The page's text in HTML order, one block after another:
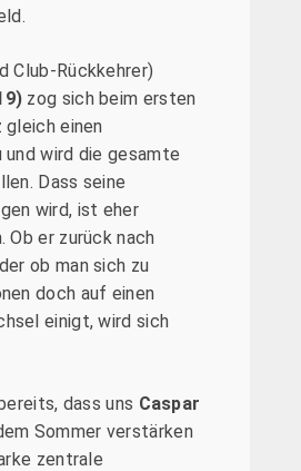
Club-Rückkehrer)
zog sich beim ersten
einen
und wird die gesamte
Dass seine
wird, ist eher
Ob er zurück nach
ob man sich zu
doch auf einen
einigt, wird sich
dass uns Caspar
Sommer verstärken
zentrale